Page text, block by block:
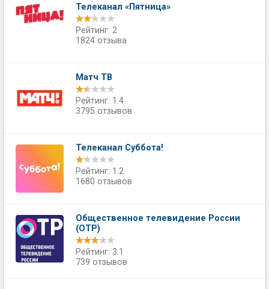
Телеканал «Пятница»
Рейтинг: 2
1824 отзыва
Матч ТВ
Рейтинг: 1.4
3795 отзывов
Телеканал Суббота!
Рейтинг: 1.2
1680 отзывов
Общественное телевидение России
(ОТР)
Рейтинг: 3.1
739 отзывов